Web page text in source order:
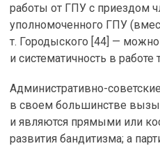
работы от ГПУ с приездом
уполномоченного ГПУ
т. Городыского [44] — можно
и систематичность в работе
Административно-
в своем большинстве
и являются прямыми или
развития бандитизма; а